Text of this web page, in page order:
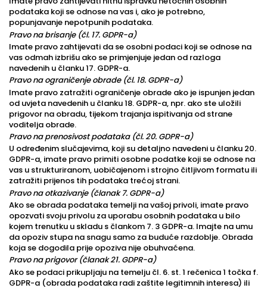
podataka koji se odnose na vas i, ako je potrebno,
popunjavanje nepotpunih podataka.
Pravo na brisanje (čl. 17. GDPR-a)
Imate pravo zahtijevati da se osobni podaci koji se odnose na
vas odmah izbrišu ako se primjenjuje jedan od razloga
navedenih u članku 17. GDPR-a.
Pravo na ograničenje obrade (čl. 18. GDPR-a)
Imate pravo zatražiti ograničenje obrade ako je ispunjen jedan
od uvjeta navedenih u članku 18. GDPR-a, npr. ako ste uložili
prigovor na obradu, tijekom trajanja ispitivanja od strane
voditelja obrade.
Pravo na prenosivost podataka (čl. 20. GDPR-a)
U određenim slučajevima, koji su detaljno navedeni u članku 20.
GDPR-a, imate pravo primiti osobne podatke koji se odnose na
vas u strukturiranom, uobičajenom i strojno čitljivom formatu ili
zatražiti prijenos tih podataka trećoj strani.
Pravo na otkazivanje (članak 7. GDPR-a)
Ako se obrada podataka temelji na vašoj privoli, imate pravo
opozvati svoju privolu za uporabu osobnih podataka u bilo
kojem trenutku u skladu s člankom 7. 3 GDPR-a. Imajte na umu
da opoziv stupa na snagu samo za buduće razdoblje. Obrada
koja se dogodila prije opoziva nije obuhvaćena.
Pravo na prigovor (članak 21. GDPR-a)
Ako se podaci prikupljaju na temelju čl. 6. st. 1 rečenica 1 točka f.
GDPR-a (obrada podataka radi zaštite legitimnih interesa) ili